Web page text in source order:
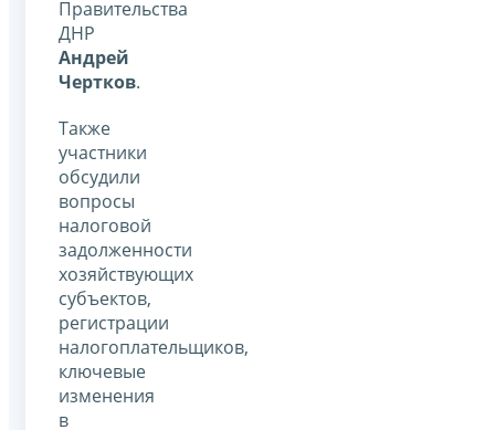
Правительства
ДНР
Андрей
Чертков.
Также
участники
обсудили
вопросы
налоговой
задолженности
хозяйствующих
субъектов,
регистрации
налогоплательщиков,
ключевые
изменения
в